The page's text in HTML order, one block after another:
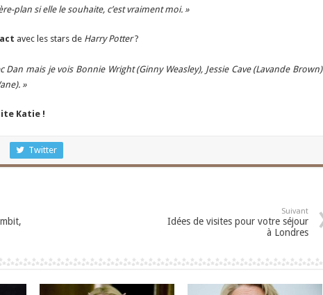
plan si elle le souhaite, c’est vraiment moi. »
avec les stars de Harry Potter?
Dan mais je vois Bonnie Wright (Ginny Weasley), Jessie Cave (Lavande Brown)
»
Katie !
Twitter
Suivant
Idées de visites pour votre séjour
à Londres